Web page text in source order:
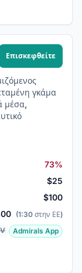
Επισκεφθείτε
γκάμα
μέσα,
73%
$25
$100
(1:30 στην ΕΕ)
Admirals App